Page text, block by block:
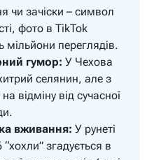
чи зачіски – символ
фото в TikTok
мільйони переглядів.
гумор: У Чехова
селянин, але з
відміну від сучасної
вживання: У рунеті
згадується в